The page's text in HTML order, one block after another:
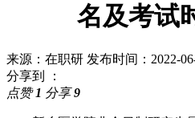
名及考试
来源：在职研 发布时间：2022-
分享到 ：
点赞 1 分享9